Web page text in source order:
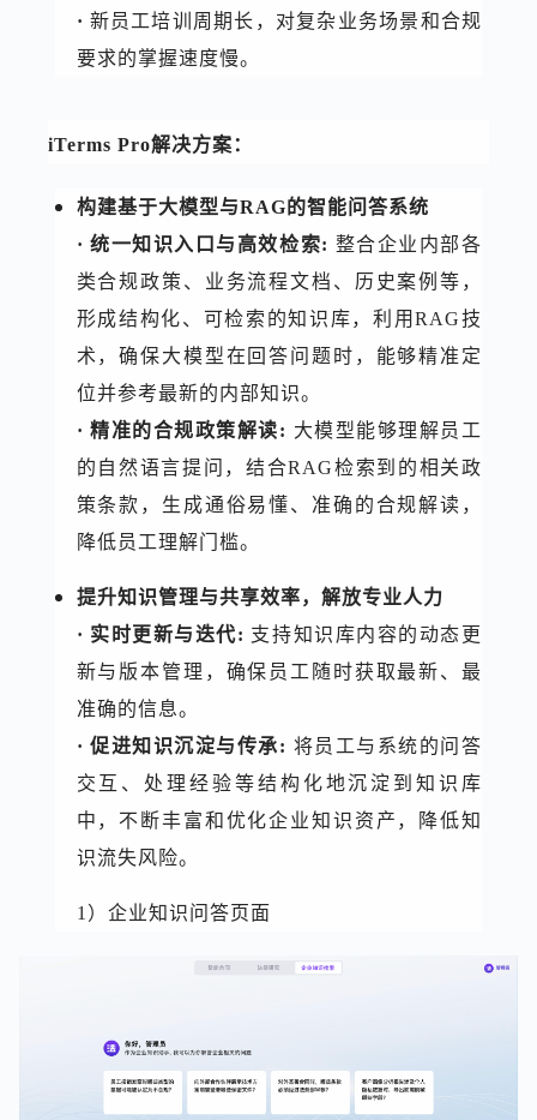
· 新员工培训周期长，对复杂业务场景和合规
要求的掌握速度慢。
iTerms Pro解决方案：
构建基于大模型与RAG的智能问答系统
· 统一知识入口与高效检索: 整合企业内部各
类合规政策、业务流程文档、历史案例等，
形成结构化、可检索的知识库，利用RAG技
术，确保大模型在回答问题时，能够精准定
位并参考最新的内部知识。
· 精准的合规政策解读: 大模型能够理解员工
的自然语言提问，结合RAG检索到的相关政
策条款，生成通俗易懂、准确的合规解读，
降低员工理解门槛。
提升知识管理与共享效率，解放专业人力
· 实时更新与迭代: 支持知识库内容的动态更
新与版本管理，确保员工随时获取最新、最
准确的信息。
· 促进知识沉淀与传承: 将员工与系统的问答
交互、处理经验等结构化地沉淀到知识库
中，不断丰富和优化企业知识资产，降低知
识流失风险。
1）企业知识问答页面